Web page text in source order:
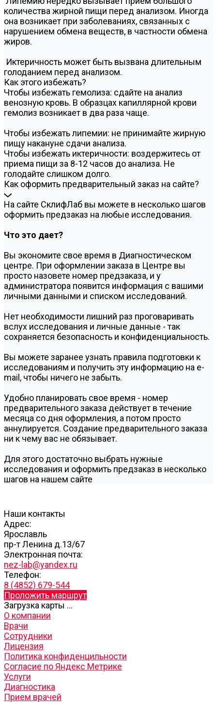
количества жирной пищи перед анализом. Иногда
она возникает при заболеваниях, связанных с
нарушением обмена веществ, в частности обмена
жиров.
Иктеричность может быть вызвана длительным
голоданием перед анализом.
Как этого избежать?
Чтобы избежать гемолиза: сдайте на анализ
венозную кровь. В образцах капиллярной крови
гемолиз возникает в два раза чаще.
Чтобы избежать липемии: не принимайте жирную
пищу накануне сдачи анализа.
Чтобы избежать иктеричности: воздержитесь от
приема пищи за 8-12 часов до анализа. Не
голодайте слишком долго.
Как оформить предварительный заказ на сайте?
На сайте СклифЛаб вы можете в несколько шагов
оформить предзаказ на любые исследования.
Что это дает?
Вы экономите свое время в Диагностическом
центре. При оформлении заказа в Центре вы
просто назовете номер предзаказа, и у
администратора появится информация с вашими
личными данными и списком исследований.
Нет необходимости лишний раз проговаривать
вслух исследования и личные данные - так
сохраняется безопасность и конфиденциальность.
Вы можете заранее узнать правила подготовки к
исследованиям и получить эту информацию на e-
mail, чтобы ничего не забыть.
Удобно планировать свое время - номер
предварительного заказа действует в течение
месяца со дня оформления, а потом просто
аннулируется. Создание предварительного заказа
ни к чему вас не обязывает.
Для этого достаточно выбрать нужные
исследования и оформить предзаказ в несколько
шагов на нашем сайте
Наши контакты
Адрес:
Ярославль
пр-т Ленина д.13/67
Электронная почта:
nez-lab@yandex.ru
Телефон:
8 (4852) 679-544
Проложить маршрут
Загрузка карты ...
О компании
Врачи
Сотрудники
Лицензия
Политика конфиденцильности
Согласие по Яндекс Метрике
Услуги
Диагностика
Прием врачей